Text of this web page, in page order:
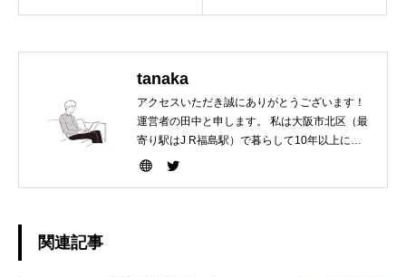
tanaka
アクセスいただき誠にありがとうございます！
運営者の田中と申します。 私は大阪市北区（最
寄り駅はJ R福島駅）で暮らして10年以上にな
ります。 梅田福島野田を生活商圏として行き来
関連記事